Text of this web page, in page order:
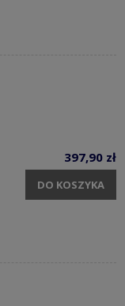
397,90 zł
DO KOSZYKA